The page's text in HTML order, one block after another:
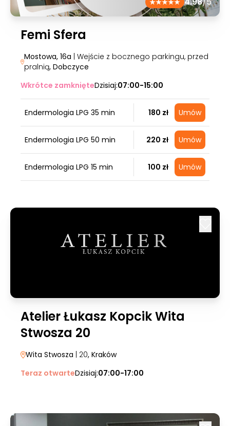
Femi Sfera
Mostowa, 16a | Wejście z bocznego parkingu, przed
pralnią, Dobczyce
Wkrótce zamknięteDzisiaj:07:00-15:00
Endermologia LPG 35 min 180 zł Umów
Endermologia LPG 50 min 220 zł Umów
Endermologia LPG 15 min 100 zł Umów
Atelier Łukasz Kopcik Wita
Stwosza 20
Wita Stwosza | 20, Kraków
Teraz otwarteDzisiaj:07:00-17:00